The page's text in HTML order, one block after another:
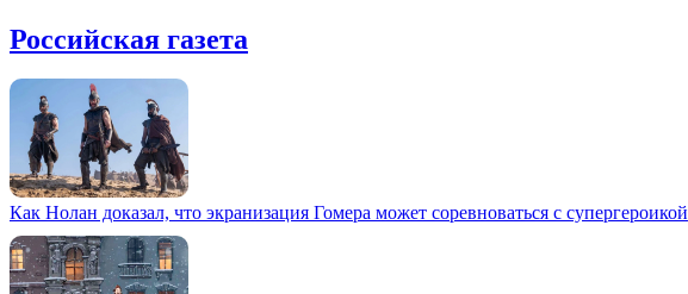
Российская газета
Как Нолан доказал, что экранизация Гомера может соревноваться с супергероикой